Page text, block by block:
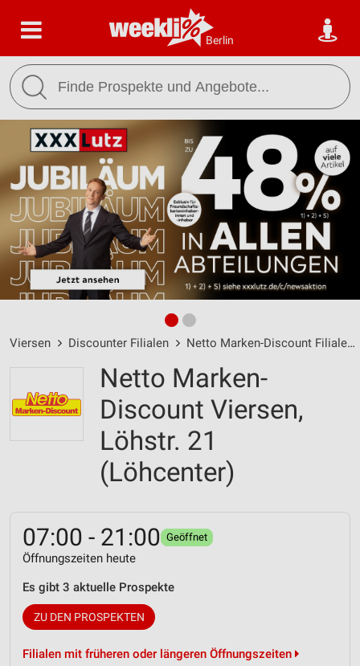
Berlin
Viersen Discounter Filialen Netto Marken-Discount Filialen
Netto Marken-
Discount Viersen,
Löhstr. 21
(Löhcenter)
07:00 - 21:00 Geöffnet
Öffnungszeiten heute
Es gibt 3 aktuelle Prospekte
ZU DEN PROSPEKTEN
Filialen mit früheren oder längeren Öffnungszeiten